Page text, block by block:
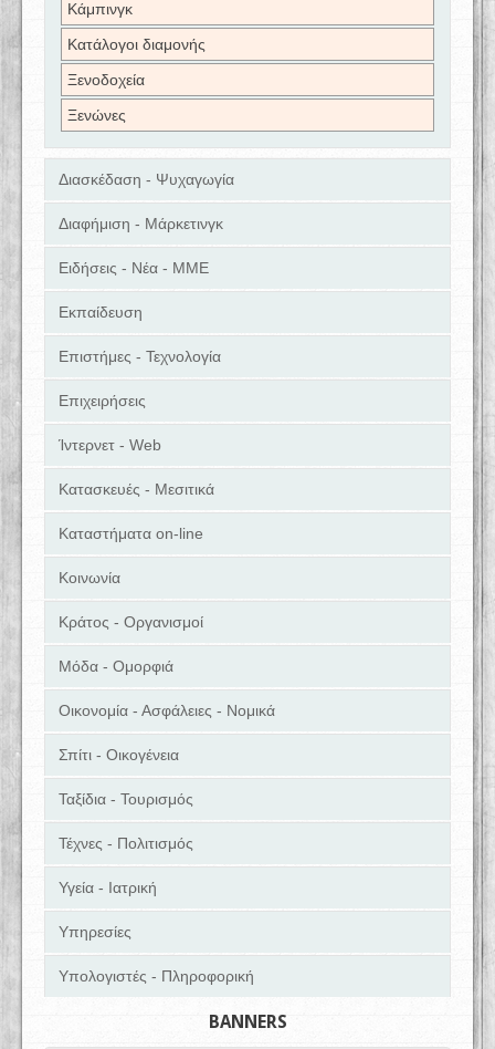
Κάμπινγκ
Κατάλογοι διαμονής
Ξενοδοχεία
Ξενώνες
Διασκέδαση - Ψυχαγωγία
Διαφήμιση - Μάρκετινγκ
Ειδήσεις - Νέα - ΜΜΕ
Εκπαίδευση
Επιστήμες - Τεχνολογία
Επιχειρήσεις
Ίντερνετ - Web
Κατασκευές - Μεσιτικά
Καταστήματα on-line
Κοινωνία
Κράτος - Οργανισμοί
Μόδα - Ομορφιά
Οικονομία - Ασφάλειες - Νομικά
Σπίτι - Οικογένεια
Ταξίδια - Τουρισμός
Τέχνες - Πολιτισμός
Υγεία - Ιατρική
Υπηρεσίες
Υπολογιστές - Πληροφορική
BANNERS